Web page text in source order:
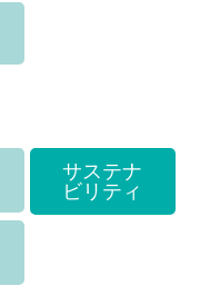
サステナ
ビリティ